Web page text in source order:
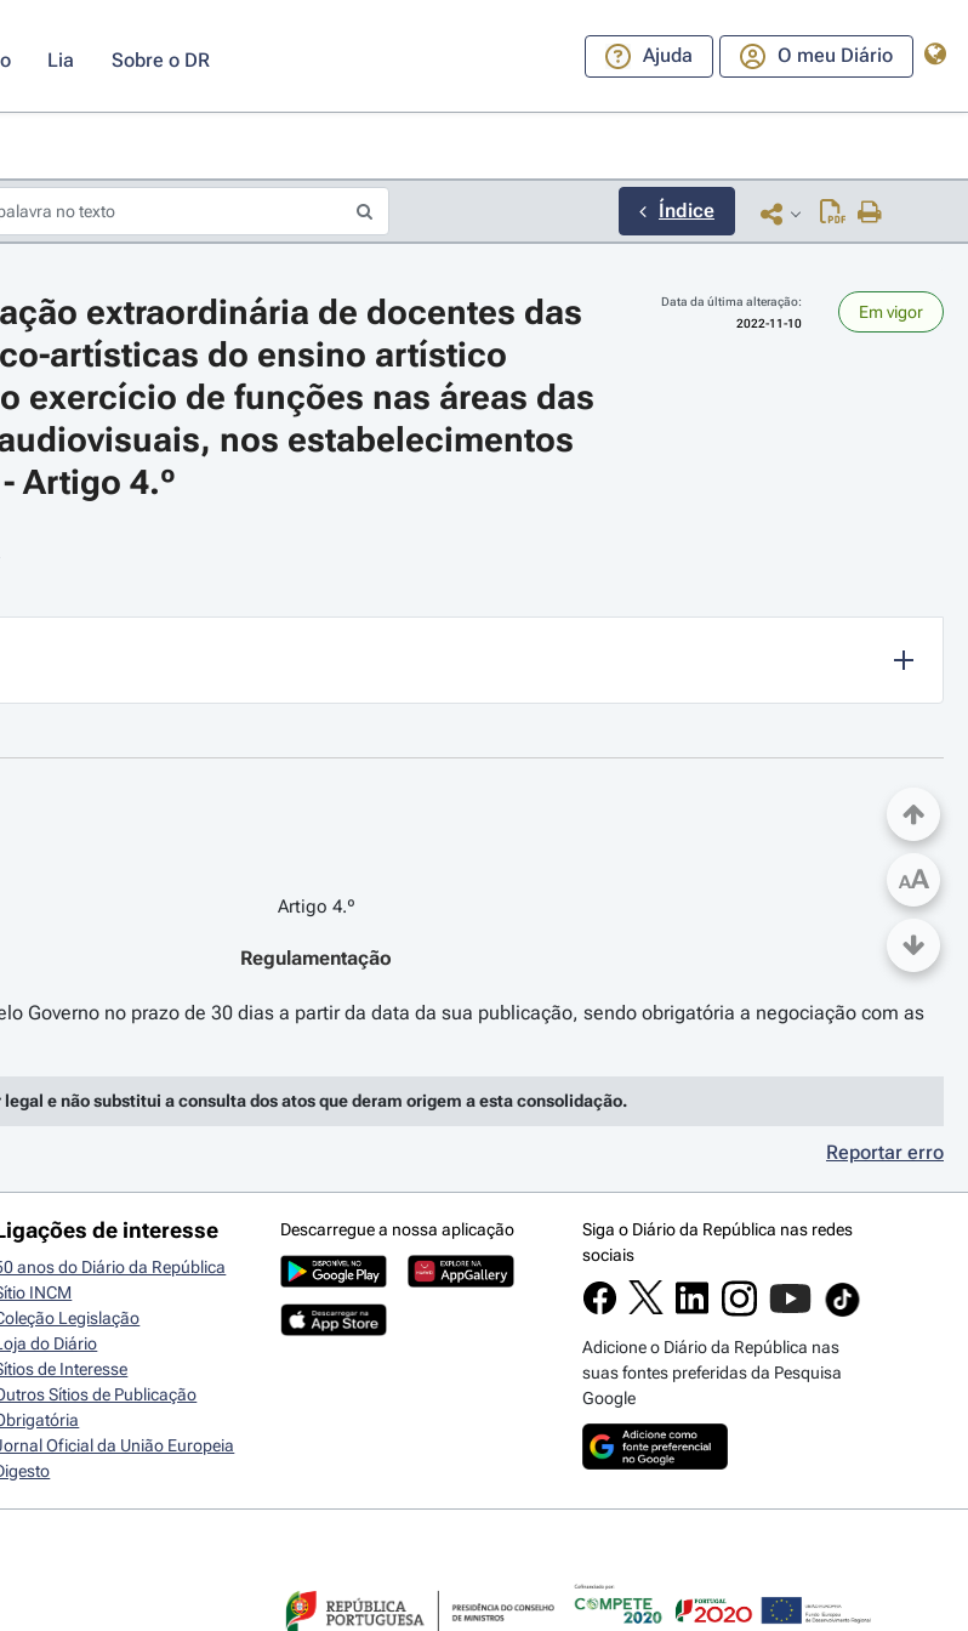
Lia Sobre o DR Ajuda O meu Diário
Índice
pelos dias do calendário; Use cmd ou ctrl + seta para a direita ou esquerda para navegar pelos meses; Use cmd ou ctrl +
extraordinária de docentes das
artísticas do ensino artístico
exercício de funções nas áreas das
nos estabelecimentos
Artigo 4.º
Data da última alteração:
2022-11-10
Em vigor
Artigo 4.º
Regulamentação
Governo no prazo de 30 dias a partir da data da sua publicação, sendo obrigatória a negociação com as
e não substitui a consulta dos atos que deram origem a esta consolidação.
Reportar erro
AA
de interesse
anos do Diário da República
INCM
Legislação
do Diário
de Interesse
Sítios de Publicação
Oficial da União Europeia
Descarregue a nossa aplicação
Siga o Diário da República nas redes
sociais
Adicione o Diário da República nas
suas fontes preferidas da Pesquisa
Google